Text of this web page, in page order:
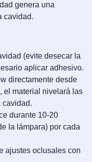
genera una
cavidad.
(evite desecar la
aplicar adhesivo.
directamente desde
el material nivelará las
cavidad.
durante 10-20
la lámpara) por cada
ajustes oclusales con